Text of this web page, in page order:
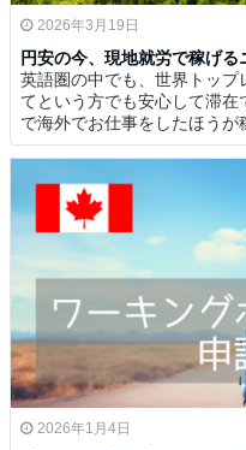
2026年3月19日
円安の今、現地就労で稼げ
英語圏の中でも、世界トッ
てという方でも安心して滞
で海外でお仕事をしたほう
2026年1月4日